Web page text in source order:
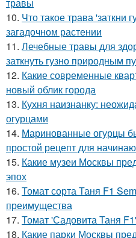
10. Что такое трава 'заткни
загадочном растении
11. Лечебные травы для
заткнуть гузно природным
12. Какие современные
новый облик города
13. Кухня наизнанку:
огурцами
14. Маринованные огурцы
простой рецепт для
15. Какие музеи Москвы
эпох
16. Томат сорта Таня F1
преимущества
17. Томат 'Садовита Таня
18. Какие парки Москвы